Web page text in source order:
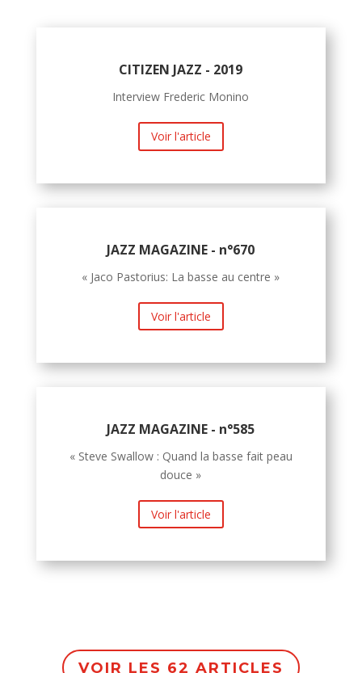
CITIZEN JAZZ - 2019
Interview Frederic Monino
Voir l'article
JAZZ MAGAZINE - n°670
« Jaco Pastorius: La basse au centre »
Voir l'article
JAZZ MAGAZINE - n°585
« Steve Swallow : Quand la basse fait peau
douce »
Voir l'article
VOIR LES 62 ARTICLES